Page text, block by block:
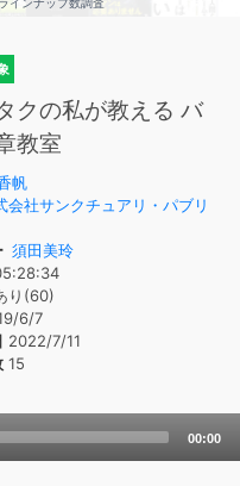
クの私が教える バ
教室
帆
会社サンクチュアリ・パブリ
須田美玲
り(60)
6/7
2022/7/11
15
00:00